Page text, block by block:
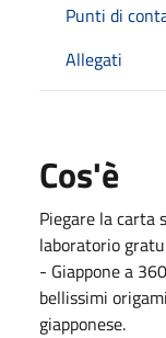
Punti di
Allegati
Cos'è
Piegare la carta
laboratorio
- Giappone a
bellissimi
giapponese.